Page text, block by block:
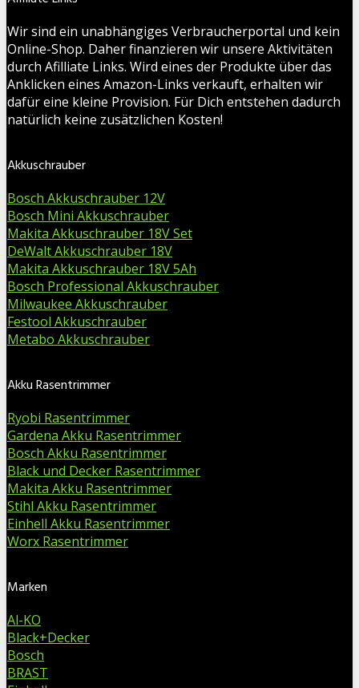
Wir sind ein unabhängiges Verbraucherportal und kein
Online-Shop. Daher finanzieren wir unsere Aktivitäten
durch Afilliate Links. Wird eines der Produkte über das
Anklicken eines Amazon-Links verkauft, erhalten wir
dafür eine kleine Provision. Für Dich entstehen dadurch
natürlich keine zusätzlichen Kosten!
Akkuschrauber
Bosch Akkuschrauber 12V
Bosch Mini Akkuschrauber
Makita Akkuschrauber 18V Set
DeWalt Akkuschrauber 18V
Makita Akkuschrauber 18V 5Ah
Bosch Professional Akkuschrauber
Milwaukee Akkuschrauber
Festool Akkuschrauber
Metabo Akkuschrauber
Akku Rasentrimmer
Ryobi Rasentrimmer
Gardena Akku Rasentrimmer
Bosch Akku Rasentrimmer
Black und Decker Rasentrimmer
Makita Akku Rasentrimmer
Stihl Akku Rasentrimmer
Einhell Akku Rasentrimmer
Worx Rasentrimmer
Marken
Al-KO
Black+Decker
Bosch
BRAST